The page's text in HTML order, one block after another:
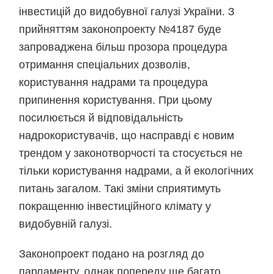
інвестицій до видобувної галузі України. З
прийняттям законопроекту №4187 буде
запроваджена більш прозора процедура
отримання спеціальних дозволів,
користування надрами та процедура
припинення користування. При цьому
посилюється й відповідальність
надрокористувачів, що насправді є новим
трендом у законотворчості та стосується не
тільки користування надрами, а й екологічних
питань загалом. Такі зміни сприятимуть
покращенню інвестиційного клімату у
видобувній галузі.
Законопроект подано на розгляд до
парламенту, однак попереду ще багато